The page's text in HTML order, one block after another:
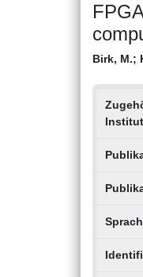
Birk, M.;